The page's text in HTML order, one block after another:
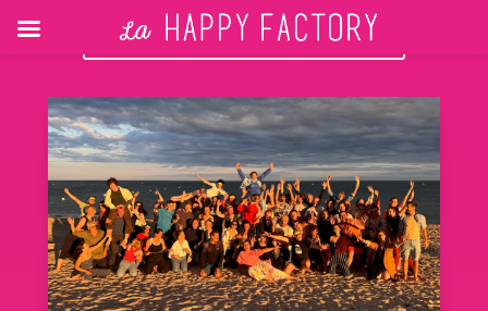
RETOUR AUX ACTUALITÉS